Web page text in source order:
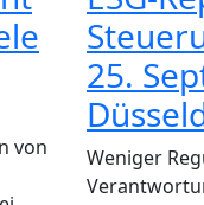
von
25.
Weniger